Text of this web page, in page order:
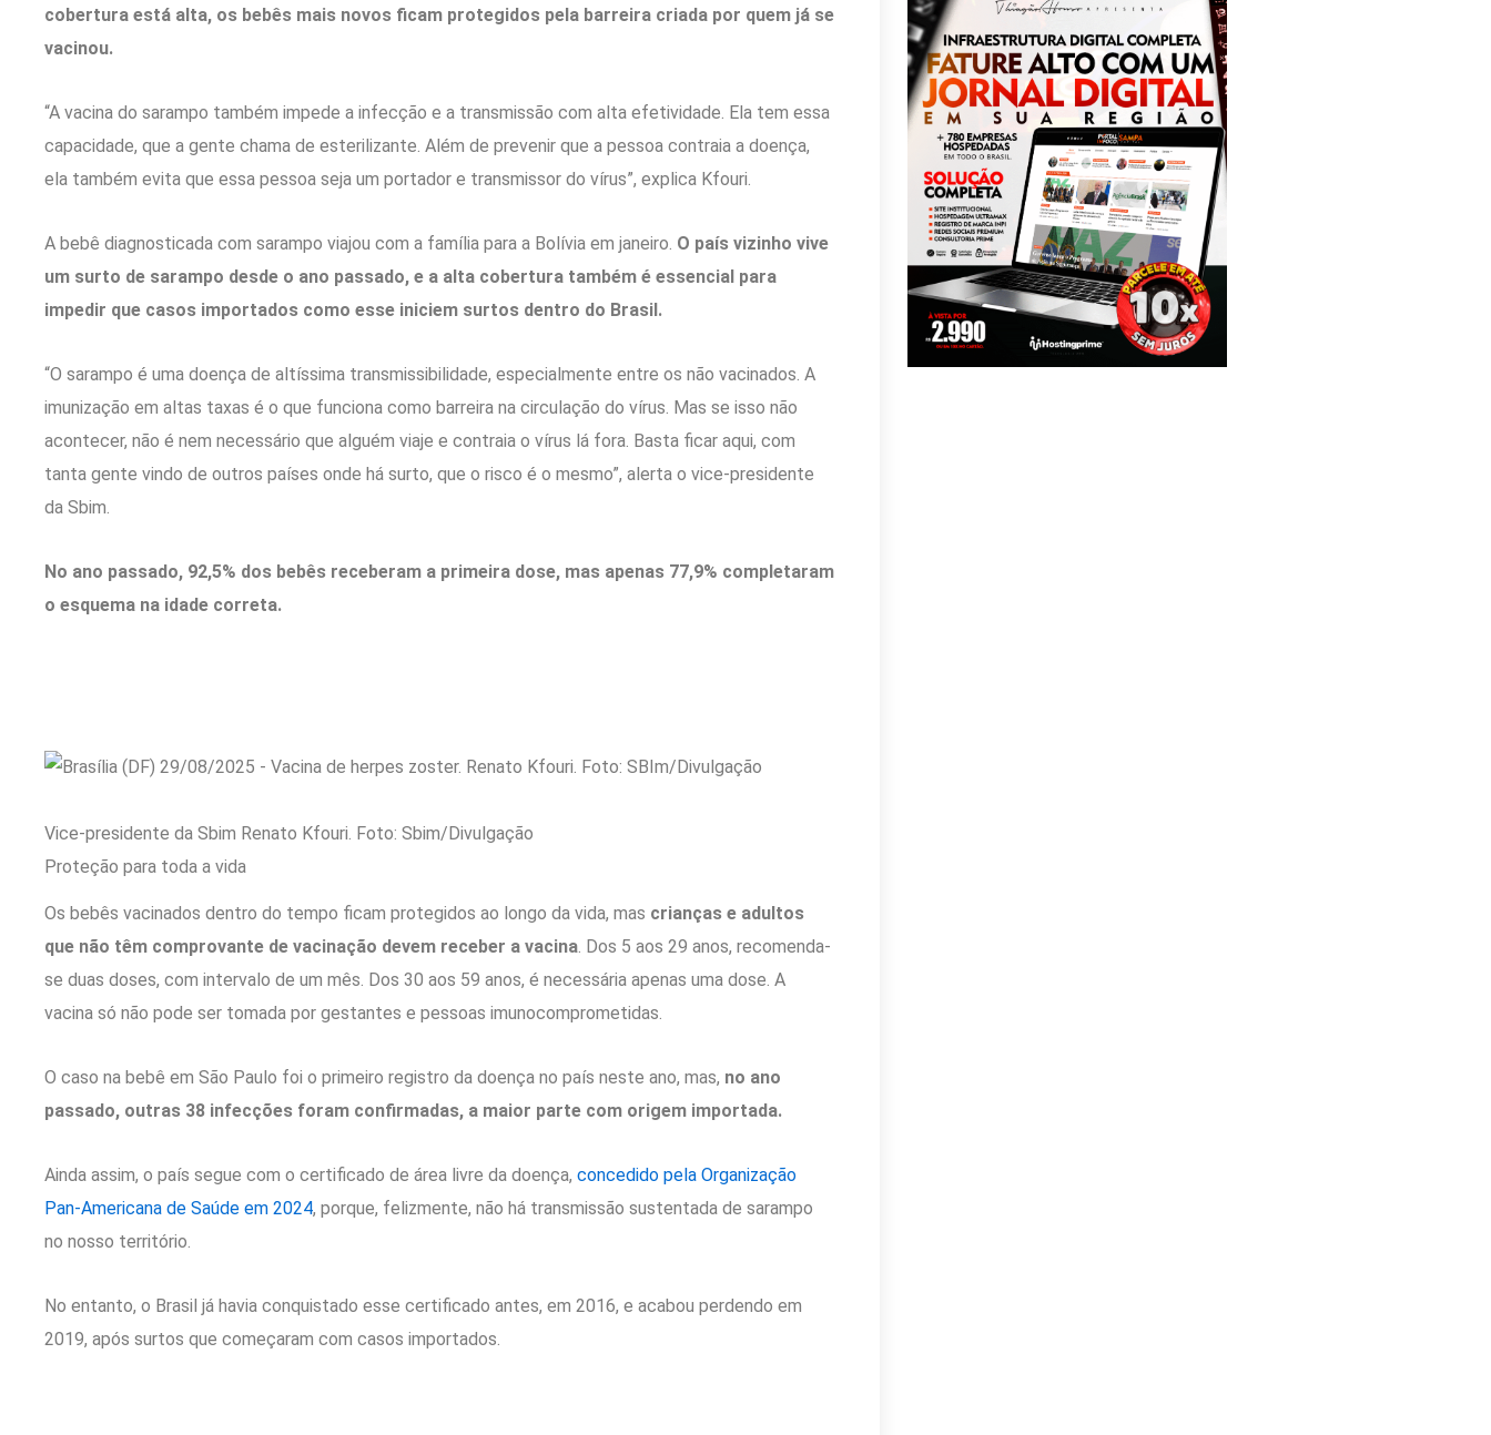
cobertura está alta, os bebês mais novos ficam protegidos pela barreira criada por quem já se
vacinou.
“A vacina do sarampo também impede a infecção e a transmissão com alta efetividade. Ela tem essa
capacidade, que a gente chama de esterilizante. Além de prevenir que a pessoa contraia a doença,
ela também evita que essa pessoa seja um portador e transmissor do vírus”, explica Kfouri.
A bebê diagnosticada com sarampo viajou com a família para a Bolívia em janeiro. O país vizinho vive
um surto de sarampo desde o ano passado, e a alta cobertura também é essencial para
impedir que casos importados como esse iniciem surtos dentro do Brasil.
“O sarampo é uma doença de altíssima transmissibilidade, especialmente entre os não vacinados. A
imunização em altas taxas é o que funciona como barreira na circulação do vírus. Mas se isso não
acontecer, não é nem necessário que alguém viaje e contraia o vírus lá fora. Basta ficar aqui, com
tanta gente vindo de outros países onde há surto, que o risco é o mesmo”, alerta o vice-presidente
da Sbim.
No ano passado, 92,5% dos bebês receberam a primeira dose, mas apenas 77,9% completaram
o esquema na idade correta.
Vice-presidente da Sbim Renato Kfouri. Foto: Sbim/Divulgação
Proteção para toda a vida
Os bebês vacinados dentro do tempo ficam protegidos ao longo da vida, mas crianças e adultos
que não têm comprovante de vacinação devem receber a vacina . Dos 5 aos 29 anos, recomenda-
se duas doses, com intervalo de um mês. Dos 30 aos 59 anos, é necessária apenas uma dose. A
vacina só não pode ser tomada por gestantes e pessoas imunocomprometidas.
O caso na bebê em São Paulo foi o primeiro registro da doença no país neste ano, mas, no ano
passado, outras 38 infecções foram confirmadas, a maior parte com origem importada.
Ainda assim, o país segue com o certificado de área livre da doença, concedido pela Organização
Pan-Americana de Saúde em 2024, porque, felizmente, não há transmissão sustentada de sarampo
no nosso território.
No entanto, o Brasil já havia conquistado esse certificado antes, em 2016, e acabou perdendo em
2019, após surtos que começaram com casos importados.